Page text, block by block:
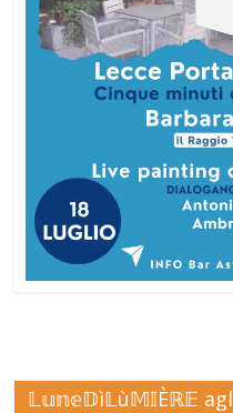
𝕃𝕦𝕟𝕖𝔻ì𝕃ù𝕄𝕀Èℝ𝔼